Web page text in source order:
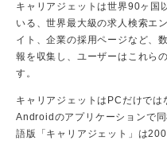
キャリアジェットは世界90ヶ国
いる、世界最大級の求人検索エ
イト、企業の採用ページなど、
報を収集し、ユーザーはこれら
す。
キャリアジェットはPCだけで
Androidのアプリケーションで
語版「キャリアジェット」は